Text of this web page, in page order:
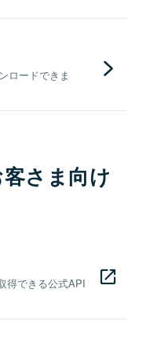
ロードできま
さま向け
得できる公式API